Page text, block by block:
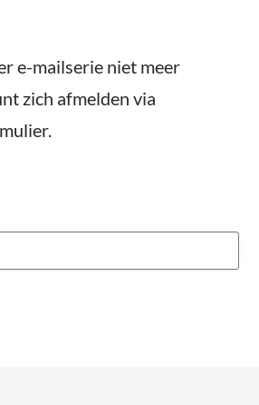
e-mailserie niet meer
zich afmelden via